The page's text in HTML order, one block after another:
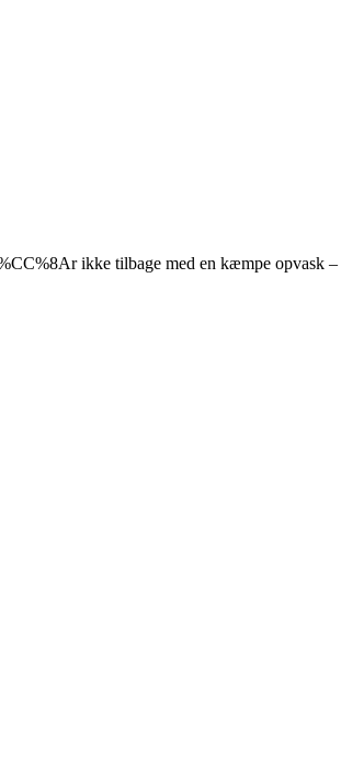
ikke tilbage med en kæmpe